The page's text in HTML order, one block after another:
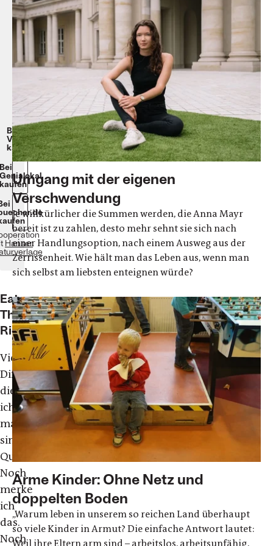
spielt
keine
Rolle
Mayr
Seiten
€
22,-
Beim
Verlag
kaufen
Hanser
Eat
The
Rich
Viele
Dinge,
die
ich
mache,
sind
Quatsch.
Noch
merke
ich
das.
Noch
Umgang mit der eigenen
Verschwendung
Je willkürlicher die Summen werden, die Anna Mayr
bereit ist zu zahlen, desto mehr sehnt sie sich nach
einer Handlungsoption, nach einem Ausweg aus der
Zerrissenheit. Wie hält man das Leben aus, wenn man
sich selbst am liebsten enteignen würde?
Arme Kinder: Ohne Netz und
doppelten Boden
„Warum leben in unserem so reichen Land überhaupt
so viele Kinder in Armut? Die einfache Antwort lautet:
Weil ihre Eltern arm sind – arbeitslos, arbeitsunfähig,